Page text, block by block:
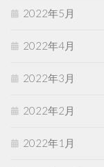
2022年5月
2022年4月
2022年3月
2022年2月
2022年1月